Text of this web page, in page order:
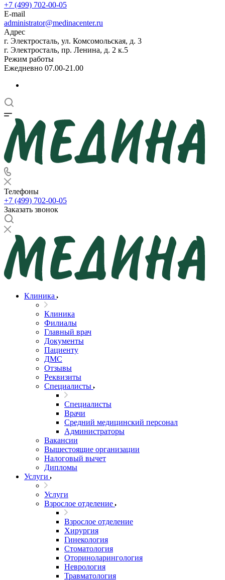
+7 (499) 702-00-05
E-mail
administrator@medinacenter.ru
Адрес
г. Электросталь, ул. Комсомольская, д. 3
г. Электросталь, пр. Ленина, д. 2 к.5
Режим работы
Ежедневно 07.00-21.00
Телефоны
+7 (499) 702-00-05
Заказать звонок
Клиника
Клиника
Филиалы
Главный врач
Документы
Пациенту
ДМС
Отзывы
Реквизиты
Специалисты
Специалисты
Врачи
Средний медицинский персонал
Администраторы
Вакансии
Вышестоящие организации
Налоговый вычет
Дипломы
Услуги
Услуги
Взрослое отделение
Взрослое отделение
Хирургия
Гинекология
Стоматология
Оториноларингология
Неврология
Травматология